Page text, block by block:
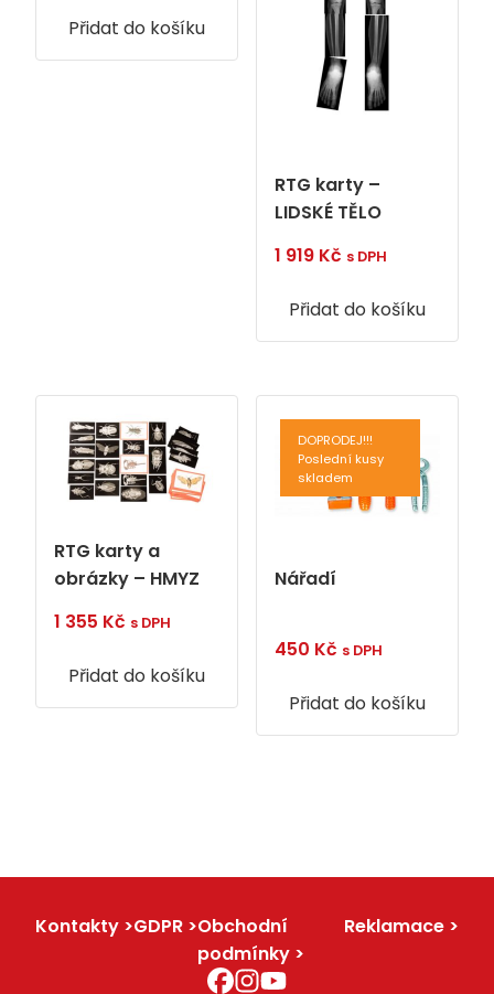
Přidat do košíku
RTG karty –
LIDSKÉ TĚLO
1 919 Kč s DPH
Přidat do košíku
RTG karty a
obrázky – HMYZ
1 355 Kč s DPH
Přidat do košíku
DOPRODEJ!!!
Poslední kusy
skladem
Nářadí
450 Kč s DPH
Přidat do košíku
Kontakty GDPR
Obchodní
podmínky
Reklamace